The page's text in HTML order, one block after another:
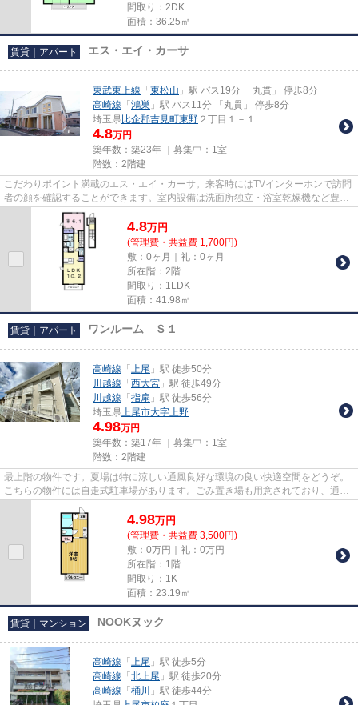
間取り：2DK
面積：36.25㎡
賃貸｜アパート エス・エイ・カーサ
東武東上線 「 東松山 」駅 バス19分 「丸貫」 停歩8分
高崎線 「 鴻巣 」駅 バス11分 「丸貫」 停歩8分
埼玉県比企郡吉見町東野 ２丁目１－１
4.8万円
築年数：築23年 ｜募集中： 1室
階数：2階建
こだわりポイント満載のエス・エイ・カーサ。来客時にはTVインターホンで訪問
者の顔を確認することができます。室内設備は洗面所独立・浴室乾燥機など豊富
に揃っており、過ごしやすい...
4.8万円
(管理費・共益費 1,700円)
敷：0ヶ月｜礼：0ヶ月
所在階：2階
間取り：1LDK
面積：41.98㎡
賃貸｜アパート ワンルーム Ｓ１
高崎線 「 上尾 」駅 徒歩50分
川越線 「 西大宮 」駅 徒歩49分
川越線 「 指扇 」駅 徒歩56分
埼玉県上尾市大字上野
4.98万円
築年数：築17年 ｜募集中： 1室
階数：2階建
最上階の物件です。夏場は特に涼しい通風良好な環境の良い快適空間をどうぞ。
こちらの物件には自走式駐車場があります。ごみ置き場も用意されており、通勤
4.98万円
(管理費・共益費 3,500円)
敷：0万円｜礼：0万円
所在階：1階
間取り：1K
面積：23.19㎡
賃貸｜マンション NOOKヌック
高崎線 「 上尾 」駅 徒歩5分
高崎線 「 北上尾 」駅 徒歩20分
高崎線 「 桶川
」駅 徒歩44分